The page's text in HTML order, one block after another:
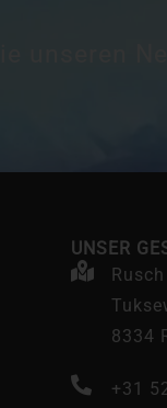
UNSER
8334
+31